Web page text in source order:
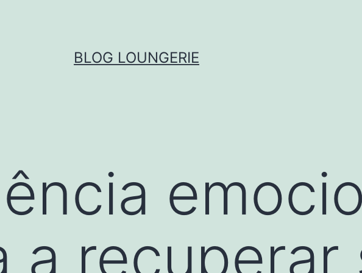
BLOG LOUNGERIE
a recuperar